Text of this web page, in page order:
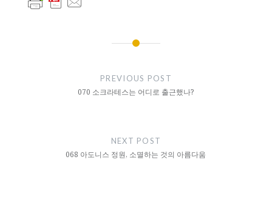
PREVIOUS POST
070 소크라테스는 어디로 출근했나?
NEXT POST
068 아도니스 정원, 소멸하는 것의 아름다움